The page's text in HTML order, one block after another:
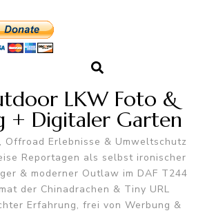
LKW Foto &
+ Digitaler Garten
Offroad Erlebnisse & Umweltschutz
Reportagen als selbst ironischer
& moderner Outlaw im DAF T244
der Chinadrachen & Tiny URL
Erfahrung, frei von Werbung &